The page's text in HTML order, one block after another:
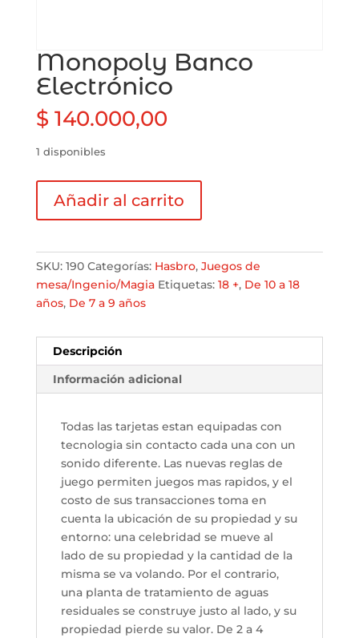
Monopoly Banco
Electrónico
$ 140.000,00
1 disponibles
Banco
Electrónico
Añadir al carrito
SKU: 190 Categorías: Hasbro, Juegos de
mesa/Ingenio/Magia Etiquetas: 18 +, De 10 a 18
años, De 7 a 9 años
Descripción
Información adicional
Todas las tarjetas estan equipadas con
tecnologia sin contacto cada una con un
sonido diferente. Las nuevas reglas de
juego permiten juegos mas rapidos, y el
costo de sus transacciones toma en
cuenta la ubicación de su propiedad y su
entorno: una celebridad se mueve al
lado de su propiedad y la cantidad de la
misma se va volando. Por el contrario,
una planta de tratamiento de aguas
residuales se construye justo al lado, y su
propiedad pierde su valor. De 2 a 4